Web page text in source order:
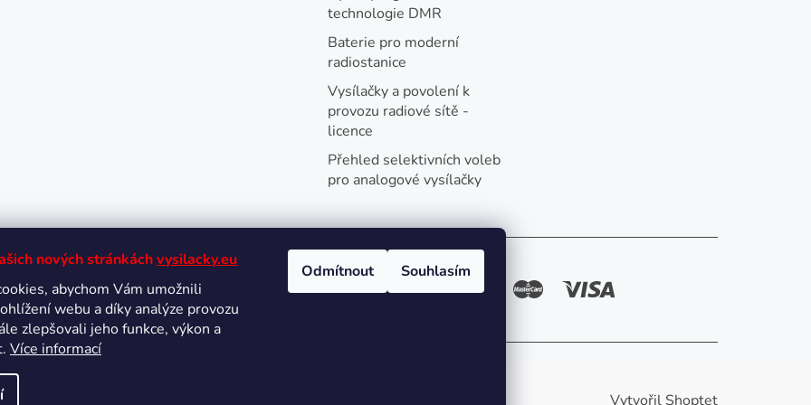
nových stránkáchvysilacky.eu
abychom Vám umožnili
webu a díky analýze provozu
zlepšovali jeho funkce, výkon a
Více informací
Odmítnout Souhlasím
technologie DMR
Baterie pro moderní
radiostanice
Vysílačky a povolení k
provozu radiové sítě -
licence
Přehled selektivních voleb
pro analogové vysílačky
Oblíbené způsoby platby:
Vytvořil Shoptet